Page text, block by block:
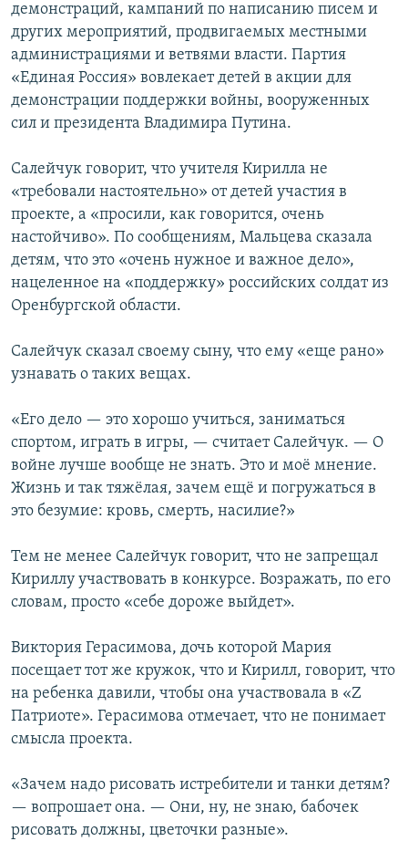
демонстраций, кампаний по написанию писем и
других мероприятий, продвигаемых местными
администрациями и ветвями власти. Партия
«Единая Россия» вовлекает детей в акции для
демонстрации поддержки войны, вооруженных
сил и президента Владимира Путина.
Салейчук говорит, что учителя Кирилла не
«требовали настоятельно» от детей участия в
проекте, а «просили, как говорится, очень
настойчиво». По сообщениям, Мальцева сказала
детям, что это «очень нужное и важное дело»,
нацеленное на «поддержку» российских солдат из
Оренбургской области.
Салейчук сказал своему сыну, что ему «еще рано»
узнавать о таких вещах.
«Его дело — это хорошо учиться, заниматься
спортом, играть в игры, — считает Салейчук. — О
войне лучше вообще не знать. Это и моё мнение.
Жизнь и так тяжёлая, зачем ещё и погружаться в
это безумие: кровь, смерть, насилие?»
Тем не менее Салейчук говорит, что не запрещал
Кириллу участвовать в конкурсе. Возражать, по его
словам, просто «себе дороже выйдет».
Виктория Герасимова, дочь которой Мария
посещает тот же кружок, что и Кирилл, говорит, что
на ребенка давили, чтобы она участвовала в «Z
Патриоте». Герасимова отмечает, что не понимает
смысла проекта.
«Зачем надо рисовать истребители и танки детям?
— вопрошает она. — Они, ну, не знаю, бабочек
рисовать должны, цветочки разные».